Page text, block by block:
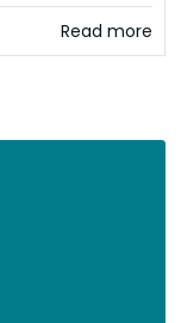
Read more